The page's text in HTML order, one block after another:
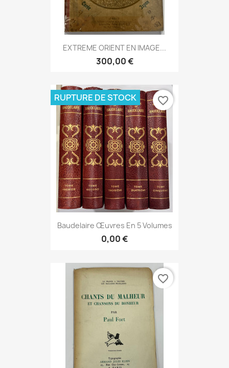
EXTREME ORIENT EN IMAGE...
300,00 €
Baudelaire Œuvres En 5 Volumes
0,00 €
RUPTURE DE STOCK favorite_border
favorite_border